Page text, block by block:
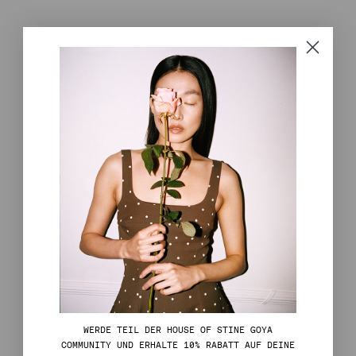
WERDE TEIL DER HOUSE OF STINE GOYA
COMMUNITY UND ERHALTE 10% RABATT AUF DEINE